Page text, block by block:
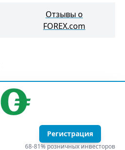
Отзывы о
FOREX.com
Регистрация
68-81% розничных инвесторов